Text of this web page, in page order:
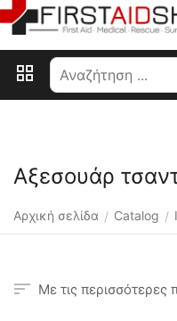
Αξεσουάρ
Αρχική σελίδα / Catalog /
Με τις περισσότερες